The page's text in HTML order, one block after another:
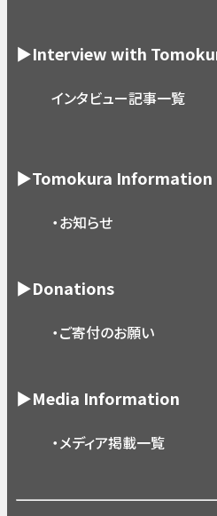
▶Interview with
インタビュー記事一覧
▶Tomokura Information
・お知らせ
▶Donations
・ご寄付のお願い
▶Media Information
・メディア掲載一覧